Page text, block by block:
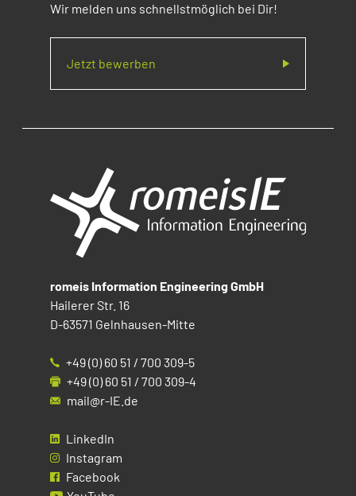
Wir melden uns schnellstmöglich bei Dir!
Jetzt bewerben
romeis Information Engineering GmbH
Hailerer Str. 16
D-63571 Gelnhausen-Mitte
+49 (0) 60 51 / 700 309-5
+49 (0) 60 51 / 700 309-4
mail@r-IE.de
LinkedIn
Instagram
Facebook